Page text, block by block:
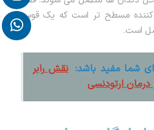
کننده مسطح تر است که یک قوس
است.
شما مفید باشد: نقش رابر
درمان ارتودنسی